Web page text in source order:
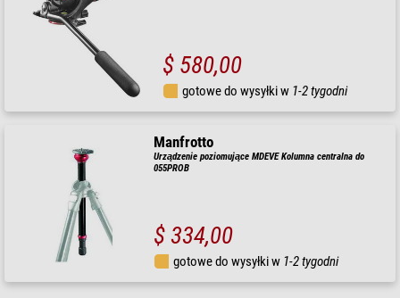
$ 580,00
gotowe do wysyłki w 1-2 tygodni
Manfrotto
Urządzenie poziomujące MDEVE Kolumna centralna do
055PROB
$ 334,00
gotowe do wysyłki w 1-2 tygodni